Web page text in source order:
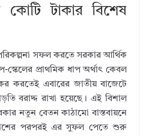
কোটি টাকার বিশেষ
সফল করতে সরকার আর্থিক
স্কেলের প্রাথমিক ধাপ অর্থাৎ কেবল
করতেই এবারের জাতীয় বাজেটে
বরাদ্দ রাখা হয়েছে। এই বিশাল
নতুন বেতন কাঠামো বাস্তবায়নে
পরপরই এর সুফল পেতে শুরু